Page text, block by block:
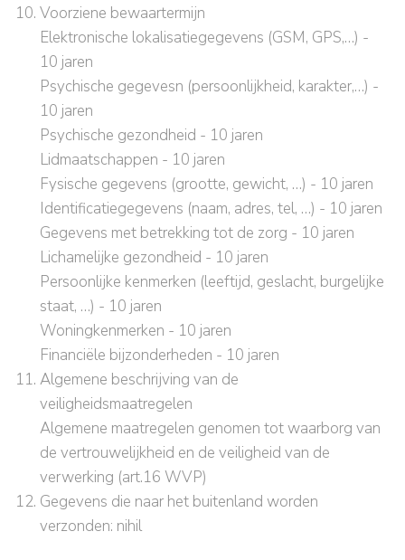
Voorziene bewaartermijn
Elektronische lokalisatiegegevens (GSM, GPS,…) -
10 jaren
Psychische gegevesn (persoonlijkheid, karakter,…) -
10 jaren
Psychische gezondheid - 10 jaren
Lidmaatschappen - 10 jaren
Fysische gegevens (grootte, gewicht, …) - 10 jaren
Identificatiegegevens (naam, adres, tel, …) - 10 jaren
Gegevens met betrekking tot de zorg - 10 jaren
Lichamelijke gezondheid - 10 jaren
Persoonlijke kenmerken (leeftijd, geslacht, burgelijke
staat, …) - 10 jaren
Woningkenmerken - 10 jaren
Financiële bijzonderheden - 10 jaren
Algemene beschrijving van de
veiligheidsmaatregelen
Algemene maatregelen genomen tot waarborg van
de vertrouwelijkheid en de veiligheid van de
verwerking (art.16 WVP)
Gegevens die naar het buitenland worden
verzonden: nihil